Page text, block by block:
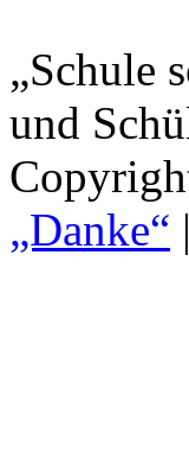
„Schule
und
„Danke“ |